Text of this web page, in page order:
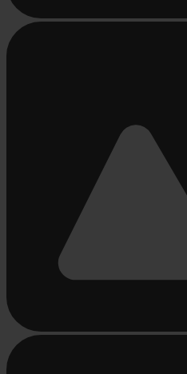
Beschäftigt
laden
Beschäftigt
laden